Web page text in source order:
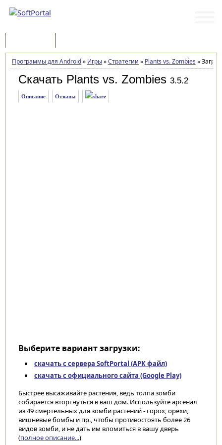
Программы для Android» Игры»Стратегии » Plants vs. Zombies »
Скачать Plants vs. Zombies 3.5.2
Описание Отзывы
Выберите вариант загрузки:
скачать с сервера SoftPortal (APK файл)
скачать с официального сайта (Google Play)
Быстрее высаживайте растения, ведь толпа зомби
собирается вторгнуться в ваш дом. Используйте арсенал
из 49 смертельных для зомби растений - горох, орехи,
вишневые бомбы и пр., чтобы противостоять более 26
видов зомби, и не дать им вломиться в вашу дверь
(полное описание...)